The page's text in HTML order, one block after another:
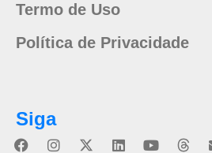
Termo de Uso
Política de Privacidade
Siga